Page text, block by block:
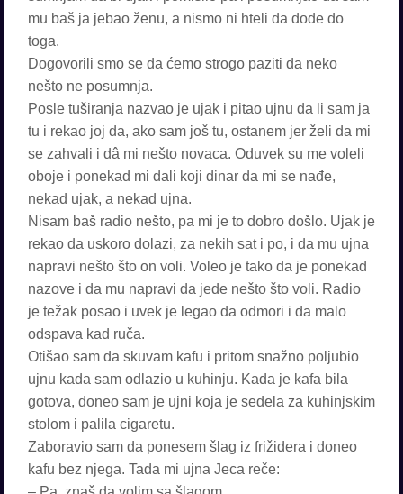
mu baš ja jebao ženu, a nismo ni hteli da dođe do
toga.
Dogovorili smo se da ćemo strogo paziti da neko
nešto ne posumnja.
Posle tuširanja nazvao je ujak i pitao ujnu da li sam ja
tu i rekao joj da, ako sam još tu, ostanem jer želi da mi
se zahvali i dâ mi nešto novaca. Oduvek su me voleli
oboje i ponekad mi dali koji dinar da mi se nađe,
nekad ujak, a nekad ujna.
Nisam baš radio nešto, pa mi je to dobro došlo. Ujak je
rekao da uskoro dolazi, za nekih sat i po, i da mu ujna
napravi nešto što on voli. Voleo je tako da je ponekad
nazove i da mu napravi da jede nešto što voli. Radio
je težak posao i uvek je legao da odmori i da malo
odspava kad ruča.
Otišao sam da skuvam kafu i pritom snažno poljubio
ujnu kada sam odlazio u kuhinju. Kada je kafa bila
gotova, doneo sam je ujni koja je sedela za kuhinjskim
stolom i palila cigaretu.
Zaboravio sam da ponesem šlag iz frižidera i doneo
kafu bez njega. Tada mi ujna Jeca reče: